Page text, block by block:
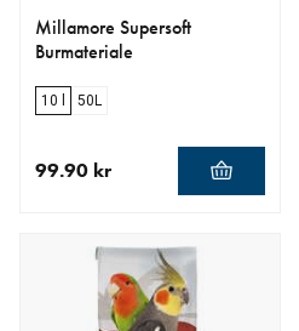
Millamore Supersoft
Burmateriale
10 l 50L
99.90 kr